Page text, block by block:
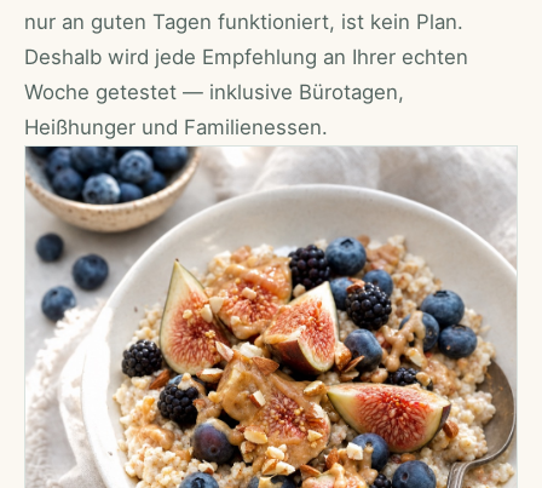
nur an guten Tagen funktioniert, ist kein Plan.
Deshalb wird jede Empfehlung an Ihrer echten
Woche getestet — inklusive Bürotagen,
Heißhunger und Familienessen.